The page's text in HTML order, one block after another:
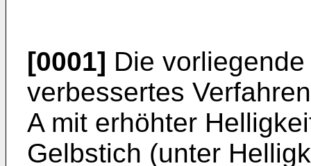
[0001] Die
verbessertes
A mit erhöhter
Gelbstich (unter